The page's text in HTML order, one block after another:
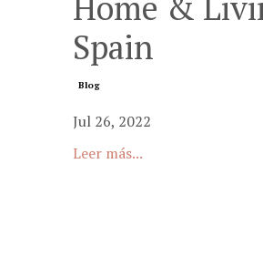
Spain
Blog
Jul 26, 2022
Leer más...